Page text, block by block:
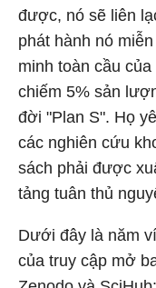
được, nó sẽ liên
phát hành nó
minh toàn cầu
chiếm 5% sản
đời "Plan S". Họ
các nghiên cứu
sách phải được
tảng tuân thủ
Dưới đây là năm
của truy cập mở